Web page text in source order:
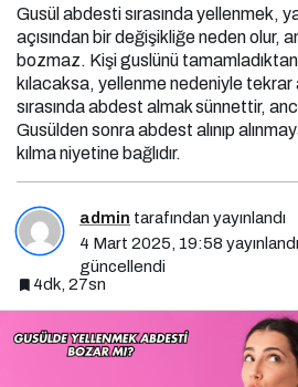
Gusül abdesti sırasında yellenmek,
açısından bir değişikliğe neden olur,
bozmaz. Kişi guslünü
kılacaksa, yellenme nedeniyle tekrar
sırasında abdest almak sünnettir,
Gusülden sonra abdest alınıp
kılma niyetine bağlıdır.
admin tarafından yayınlandı
4 Mart 2025, 19:58 yayınlandı
güncellendi
4dk, 27sn